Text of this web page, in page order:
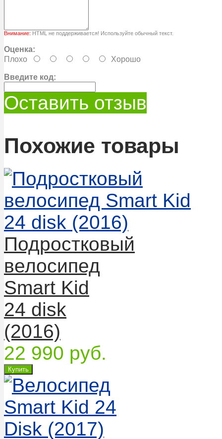
Внимание: HTML не поддерживается! Используйте обычный текст.
Оценка:
Плохо
Хорошо
Введите код:
Оставить отзыв
Похожие товары
Подростковый
велосипед
Smart Kid
24 disk
(2016)
22 990 руб.